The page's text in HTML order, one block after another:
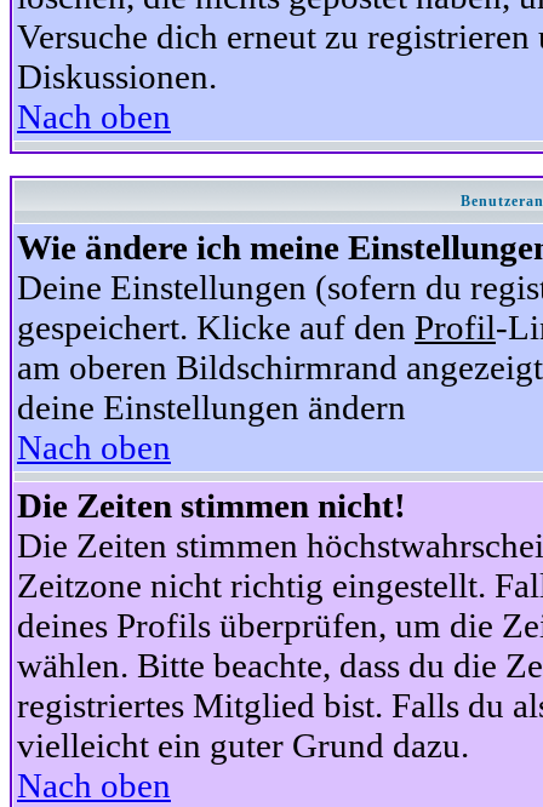
Versuche dich erneut zu
Diskussionen.
Nach oben
Wie ändere ich meine
Deine Einstellungen (sofern du
gespeichert. Klicke auf den Profil-
am oberen Bildschirmrand
deine Einstellungen ändern
Nach oben
Die Zeiten stimmen nicht!
Die Zeiten stimmen
Zeitzone nicht richtig eingestellt.
deines Profils überprüfen, um die
wählen. Bitte beachte, dass du die
registriertes Mitglied bist. Falls du
vielleicht ein guter Grund dazu.
Nach oben